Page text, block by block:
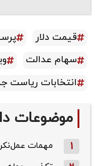
قیمت دلار
سهام عدالت
انتخابات ریاست
موضوعات
1 مهمات